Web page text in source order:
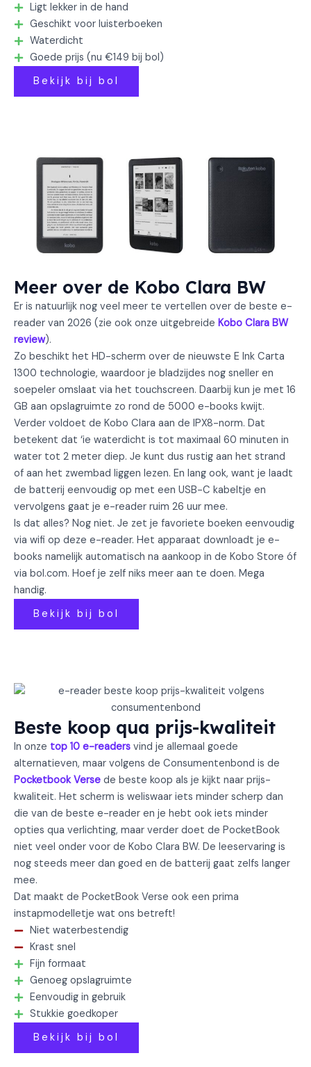
Ligt lekker in de hand
Geschikt voor luisterboeken
Waterdicht
Goede prijs (nu €149 bij bol)
Bekijk bij bol
Meer over de Kobo Clara BW
Er is natuurlijk nog veel meer te vertellen over de beste e-
reader van 2026 (zie ook onze uitgebreide Kobo Clara BW
review).
Zo beschikt het HD-scherm over de nieuwste E Ink Carta
1300 technologie, waardoor je bladzijdes nog sneller en
soepeler omslaat via het touchscreen. Daarbij kun je met 16
GB aan opslagruimte zo rond de 5000 e-books kwijt.
Verder voldoet de Kobo Clara aan de IPX8-norm. Dat
betekent dat ‘ie waterdicht is tot maximaal 60 minuten in
water tot 2 meter diep. Je kunt dus rustig aan het strand
of aan het zwembad liggen lezen. En lang ook, want je laadt
de batterij eenvoudig op met een USB-C kabeltje en
vervolgens gaat je e-reader ruim 26 uur mee.
Is dat alles? Nog niet. Je zet je favoriete boeken eenvoudig
via wifi op deze e-reader. Het apparaat downloadt je e-
books namelijk automatisch na aankoop in de Kobo Store óf
via bol.com. Hoef je zelf niks meer aan te doen. Mega
handig.
Bekijk bij bol
Beste koop qua prijs-kwaliteit
In onze top 10 e-readers vind je allemaal goede
alternatieven, maar volgens de Consumentenbond is de
Pocketbook Verse de beste koop als je kijkt naar prijs-
kwaliteit. Het scherm is weliswaar iets minder scherp dan
die van de beste e-reader en je hebt ook iets minder
opties qua verlichting, maar verder doet de PocketBook
niet veel onder voor de Kobo Clara BW. De leeservaring is
nog steeds meer dan goed en de batterij gaat zelfs langer
mee.
Dat maakt de PocketBook Verse ook een prima
instapmodelletje wat ons betreft!
Niet waterbestendig
Krast snel
Fijn formaat
Genoeg opslagruimte
Eenvoudig in gebruik
Stukkie goedkoper
Bekijk bij bol